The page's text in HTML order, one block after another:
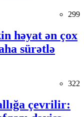
299
həyat ən çox
sürətlə
322
çevrilir: